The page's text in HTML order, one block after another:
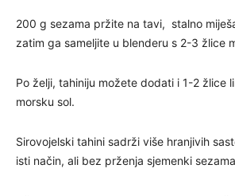
200 g sezama pržite na tavi, stalno
zatim ga sameljite u blenderu s 2-3 žlice
Po želji, tahiniju možete dodati i 1-2 žlice
morsku sol.
Sirovojelski tahini sadrži više hranjivih
isti način, ali bez prženja sjemenki